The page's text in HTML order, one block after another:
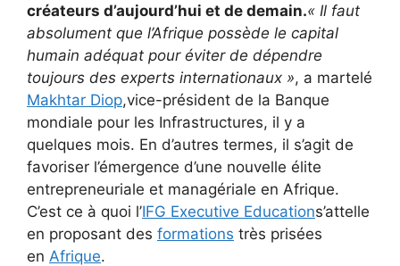
créateurs d’aujourd’hui et de demain.« Il faut
absolument que l’Afrique possède le capital
humain adéquat pour éviter de dépendre
toujours des experts internationaux », a martelé
Makhtar Diop,vice-président de la Banque
mondiale pour les Infrastructures, il y a
quelques mois. En d’autres termes, il s’agit de
favoriser l’émergence d’une nouvelle élite
entrepreneuriale et managériale en Afrique.
C’est ce à quoi l’IFG Executive Educations’attelle
en proposant des formations très prisées
en Afrique.